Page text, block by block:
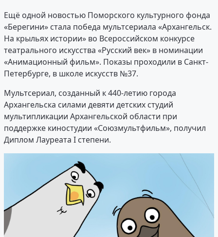
Ещё одной новостью Поморского культурного фонда
«Берегини» стала победа мультсериала «Архангельск.
На крыльях истории» во Всероссийском конкурсе
театрального искусства «Русский век» в номинации
«Анимационный фильм». Показы проходили в Санкт-
Петербурге, в школе искусств №37.
Мультсериал, созданный к 440-летию города
Архангельска силами девяти детских студий
мультипликации Архангельской области при
поддержке киностудии «Союзмультфильм», получил
Диплом Лауреата I степени.